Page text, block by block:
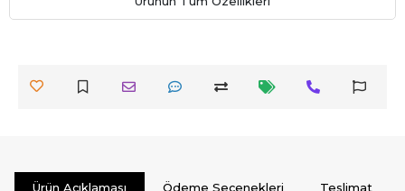
Ürün Açıklaması Ödeme Seçenekleri Teslimat